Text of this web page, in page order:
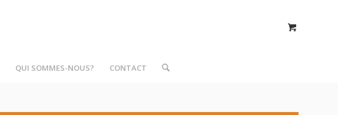
QUI SOMMES-NOUS? CONTACT